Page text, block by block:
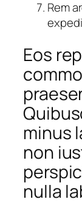
Rem
Eos
minus
non
nulla